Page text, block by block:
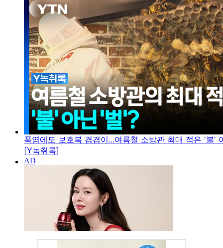
폭염에도 보호복 겹겹이...여름철 소방관 최대 적은 '불'
[Y녹취록]